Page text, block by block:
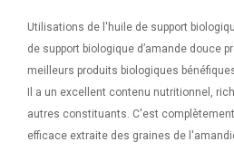
Utilisations de l'huile de support
de support biologique d’amande douce
meilleurs produits biologiques
Il a un excellent contenu nutritionnel,
autres constituants. C'est
efficace extraite des graines de